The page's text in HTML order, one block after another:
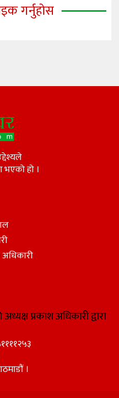
गर्नुहोस
भएको हो ।
अधिकारी
प्रकाश अधिकारी द्वारा
।